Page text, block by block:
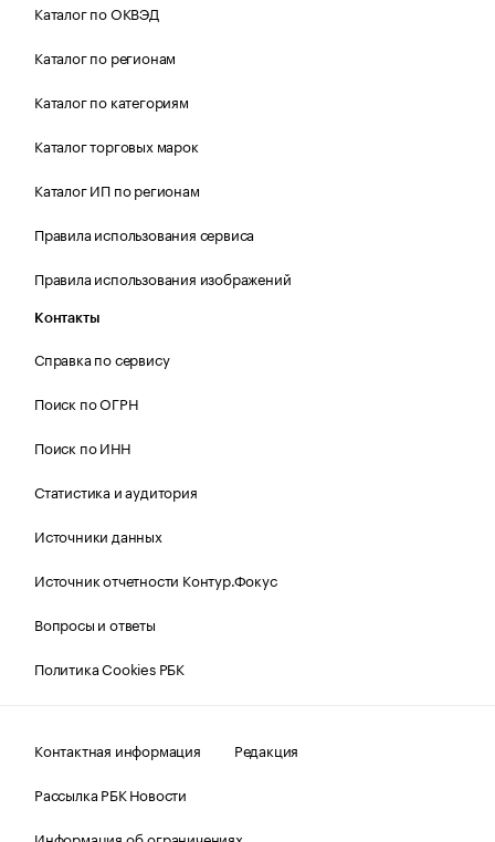
Каталог по ОКВЭД
Каталог по регионам
Каталог по категориям
Каталог торговых марок
Каталог ИП по регионам
Правила использования сервиса
Правила использования изображений
Контакты
Справка по сервису
Поиск по ОГРН
Поиск по ИНН
Статистика и аудитория
Источники данных
Источник отчетности Контур.Фокус
Вопросы и ответы
Политика Cookies РБК
Контактная информация
Редакция
Рассылка РБК Новости